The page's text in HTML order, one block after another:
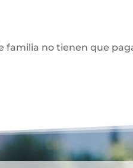
familia no tienen que